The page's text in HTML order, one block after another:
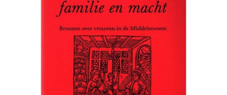
zullen niet het hele boek doorwerken maar de
hoofdstukindeling is overzichtelijk. Voor docenten is het
(gezien de cijfers over de gemiddelde leeftijd in het
voortgezet onderwijs) een feest van herkenning.' Gerda
, juli/augustus 2000